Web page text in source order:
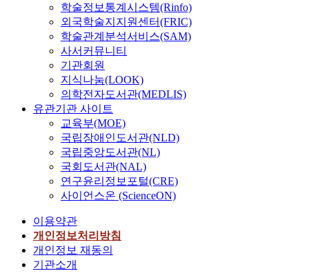
학술정보통계시스템(Rinfo)
외국학술지지원센터(FRIC)
학술관계분석서비스(SAM)
사서커뮤니티
기관회원
지식나눔(LOOK)
의학전자도서관(MEDLIS)
유관기관 사이트
교육부(MOE)
국립장애인도서관(NLD)
국립중앙도서관(NL)
국회도서관(NAL)
연구윤리정보포털(CRE)
사이언스온 (ScienceON)
이용약관
개인정보처리방침
개인정보 재동의
기관소개